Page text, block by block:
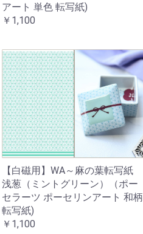
アート 単色 転写紙)
￥1,100
【白磁用】WA～麻の葉転写紙
浅葱（ミントグリーン）（ポー
セラーツ ポーセリンアート 和柄
転写紙)
￥1,100